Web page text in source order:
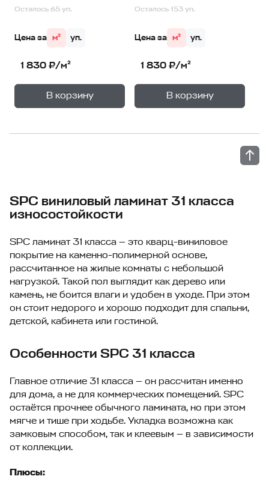
Осталось 65 уп.
Цена за м² уп.
1 830 ₽/м²
В корзину
— 1уп.
Осталось 153 уп.
Цена за м² уп.
1 830 ₽/м²
В корзину
— 1уп.
SPC виниловый ламинат 31 класса
износостойкости
SPC ламинат 31 класса — это кварц-виниловое
покрытие на каменно-полимерной основе,
рассчитанное на жилые комнаты с небольшой
нагрузкой. Такой пол выглядит как дерево или
камень, не боится влаги и удобен в уходе. При этом
он стоит недорого и хорошо подходит для спальни,
детской, кабинета или гостиной.
Особенности SPC 31 класса
Главное отличие 31 класса — он рассчитан именно
для дома, а не для коммерческих помещений. SPC
остаётся прочнее обычного ламината, но при этом
мягче и тише при ходьбе. Укладка возможна как
замковым способом, так и клеевым — в зависимости
от коллекции.
Плюсы: